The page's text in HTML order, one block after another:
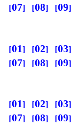
07
08 09
01 02 03
07
08 09
01 02 03
07
08 09